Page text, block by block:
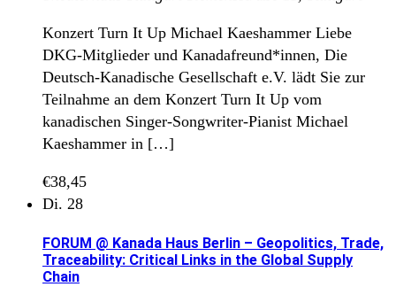
Konzert Turn It Up Michael Kaeshammer Liebe
DKG-Mitglieder und Kanadafreund*innen, Die
Deutsch-Kanadische Gesellschaft e.V. lädt Sie zur
Teilnahme an dem Konzert Turn It Up vom
kanadischen Singer-Songwriter-Pianist Michael
Kaeshammer in […]
€38,45
Di. 28
FORUM @ Kanada Haus Berlin – Geopolitics, Trade,
Traceability: Critical Links in the Global Supply
Chain